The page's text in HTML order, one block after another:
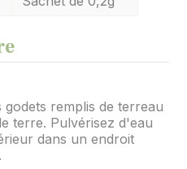
godets remplis de terreau
terre. Pulvérisez d'eau
dans un endroit